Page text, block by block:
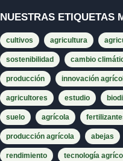
NUESTRAS ETIQUETAS
cultivos agricultura
sostenibilidad cambio
producción innovación
agricultores estudio
suelo agrícola
producción agrícola abejas
rendimiento tecnología